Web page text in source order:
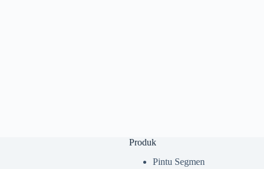
Produk
Pintu Segmen